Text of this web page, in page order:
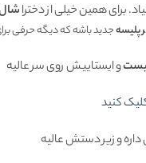
برای همین خیلی از دخترا
پلیسهجدید باشه که دیگه حرفی
و ایستاییش روی سر عالیه
کنید
و زیر دستش عالیه